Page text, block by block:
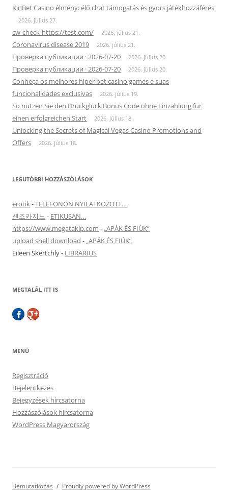
KinBet Casino élmény: élő chat támogatás és gyors játékhozzáférés
2026. július 27.
cw-check-https://test.com/ 2026. július 21.
Coronavirus disease 2019 2026. július 21.
Проверка публикации · 2026-07-20 2026. július 20.
Проверка публикации · 2026-07-20 2026. július 20.
Conheça os melhores hiper bet casino games e suas
funcionalidades exclusivas
2026. július 19.
So nutzen Sie den Drückglück Bonus Code ohne Einzahlung für
einen erfolgreichen Start
2026. július 18.
Unlocking the Secrets of Magical Vegas Casino Promotions and
Offers
2026. július 18.
LEGUTÓBBI HOZZÁSZÓLÁSOK
erotik-TELEFONON NYILATKOZOTT…
샌즈카지노 - ETIKUSAN…
https://www.megatakip.com - „APÁK ÉS FIÚK”
upload shell download - „APÁK ÉS FIÚK”
Eileen Skertchly- LIBRARIUS
MEGTALÁL ITT IS
MENÜ
Regisztráció
Bejelentkezés
Bejegyzések hírcsatorna
Hozzászólások hírcsatorna
WordPress Magyarország
Bemutatkozás Proudly powered by WordPress